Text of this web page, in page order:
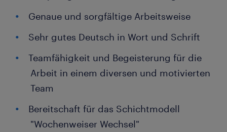
Genaue und sorgfältige Arbeitsweise
Sehr gutes Deutsch in Wort und Schrift
Teamfähigkeit und Begeisterung für die
Arbeit in einem diversen und motivierten
Team
Bereitschaft für das Schichtmodell
"Wochenweiser Wechsel"